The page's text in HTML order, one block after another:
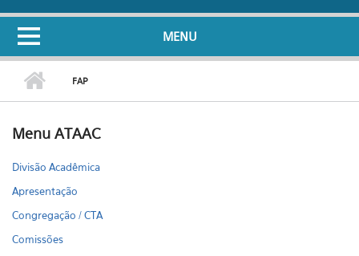
MENU
FAP
Menu ATAAC
Divisão Acadêmica
Apresentação
Congregação / CTA
Comissões